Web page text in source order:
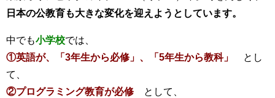
日本の公教育も大きな変化を迎えようとしています。
中でも小学校では、
①英語が、「3年生から必修」、「5年生から教科」
とし
て、
②プログラミング教育が必修 として、